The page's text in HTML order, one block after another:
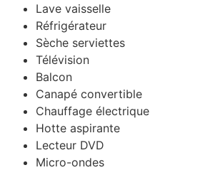
Lave vaisselle
Réfrigérateur
Sèche serviettes
Télévision
Balcon
Canapé convertible
Chauffage électrique
Hotte aspirante
Lecteur DVD
Micro-ondes